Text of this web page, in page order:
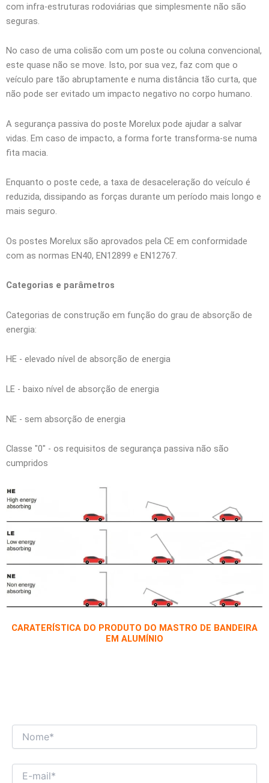
com infra-estruturas rodoviárias que simplesmente não são
seguras.
No caso de uma colisão com um poste ou coluna convencional,
este quase não se move. Isto, por sua vez, faz com que o
veículo pare tão abruptamente e numa distância tão curta, que
não pode ser evitado um impacto negativo no corpo humano.
A segurança passiva do poste Morelux pode ajudar a salvar
vidas. Em caso de impacto, a forma forte transforma-se numa
fita macia.
Enquanto o poste cede, a taxa de desaceleração do veículo é
reduzida, dissipando as forças durante um período mais longo e
mais seguro.
Os postes Morelux são aprovados pela CE em conformidade
com as normas EN40, EN12899 e EN12767.
Categorias e parâmetros
Categorias de construção em função do grau de absorção de
energia:
HE - elevado nível de absorção de energia
LE - baixo nível de absorção de energia
NE - sem absorção de energia
Classe "0" - os requisitos de segurança passiva não são
cumpridos
CARATERÍSTICA DO PRODUTO DO MASTRO DE BANDEIRA
EM ALUMÍNIO